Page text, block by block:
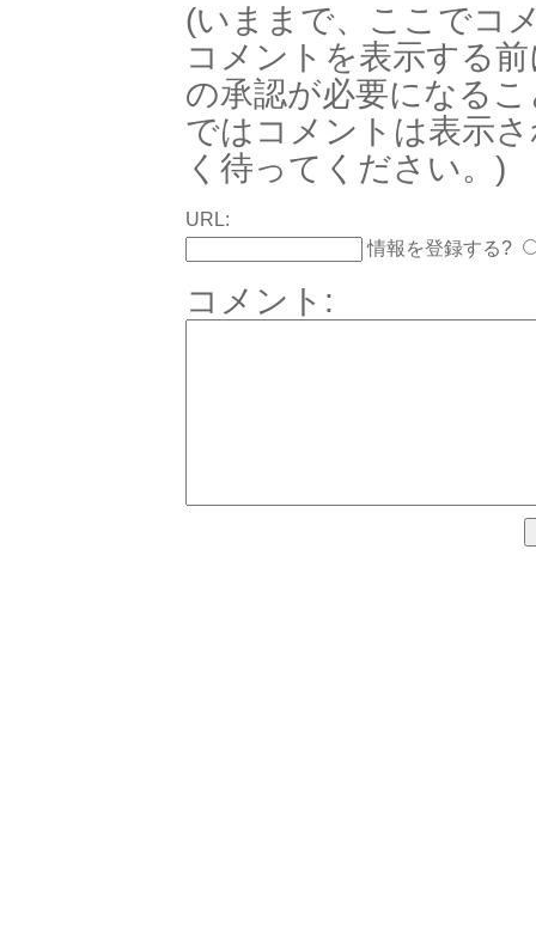
(いままで、ここでコ
コメントを表示する
の承認が必要になる
ではコメントは表示
く待ってください。)
URL:
情報を登録する?
コメント: